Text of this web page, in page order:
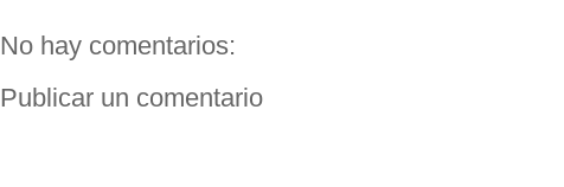
No hay comentarios:
Publicar un comentario